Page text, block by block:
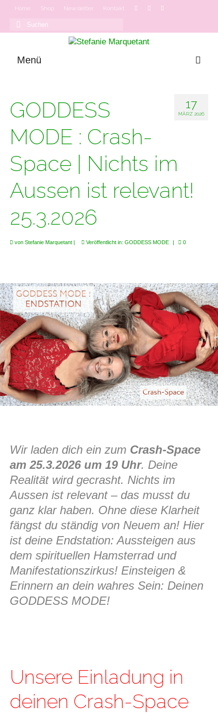
Home Shop Newsletter Kontakt
Suchen
Menü
Onlinekurse
Podcast
17
MÄRZ 2026
GODDESS
MODE : Crash-
Space | Nichts im
Aussen ist relevant!
25.3.2026
von Stefanie Marquetant | Veröffentlicht in: GODDESS MODE | 0
Wir laden dich ein zum Crash-Space
am 25.3.2026 um 19 Uhr. Deine
Realität wird gecrasht. Nichts im
Aussen ist relevant – das musst du
ganz klar haben. Ohne diese Klarheit
fängst du ständig von Neuem an! Hier
ist deine Endstation: Aussteigen aus
dem spirituellen Hamsterrad und
Manifestationszirkus! Einsteigen &
Erinnern an dein wahres Sein: Deinen
GODDESS MODE!
Unsere Einladung in
deinen Crash-Space